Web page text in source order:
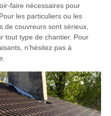
faire nécessaires pour
les particuliers ou les
de couvreurs sont sérieux,
tout type de chantier. Pour
n’hésitez pas à